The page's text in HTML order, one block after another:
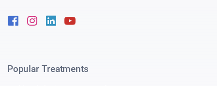
FacebookInstagram
Linkedin
Popular Treatments